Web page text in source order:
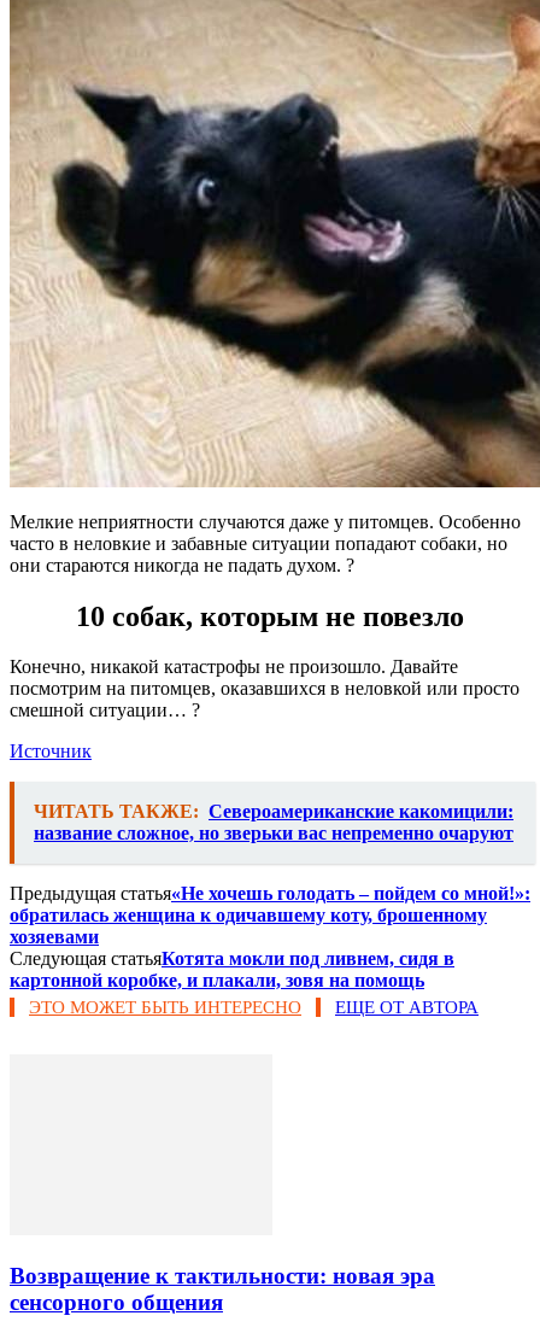
Мелкие неприятности случаются даже у питомцев. Особенно
часто в неловкие и забавные ситуации попадают собаки, но
они стараются никогда не падать духом. ?
10 собак, которым не повезло
Конечно, никакой катастрофы не произошло. Давайте
посмотрим на питомцев, оказавшихся в неловкой или просто
смешной ситуации… ?
Источник
ЧИТАТЬ ТАКЖЕ: Североамериканские какомицили:
название сложное, но зверьки вас непременно очаруют
Предыдущая статья«Не хочешь голодать – пойдем со мной!»:
обратилась женщина к одичавшему коту, брошенному
хозяевами
Следующая статьяКотята мокли под ливнем, сидя в
картонной коробке, и плакали, зовя на помощь
ЭТО МОЖЕТ БЫТЬ ИНТЕРЕСНО ЕЩЕ ОТ АВТОРА
Возвращение к тактильности: новая эра
сенсорного общения